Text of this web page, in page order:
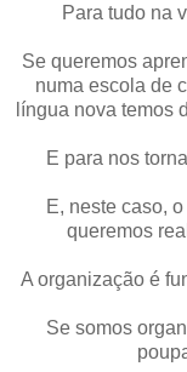
Para tudo na
Se queremos
numa escola de
língua nova temos
E para nos
E, neste caso,
queremos
A organização é
Se somos